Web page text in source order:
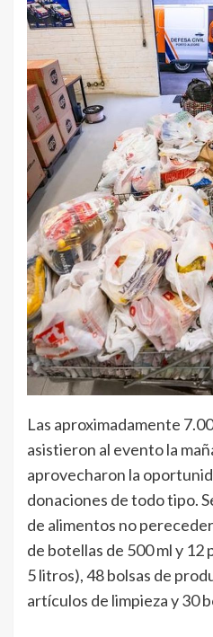
Las aproximadamente
asistieron al evento la
aprovecharon la
donaciones de todo tipo.
de alimentos no
de botellas de 500 ml y
5 litros), 48 bolsas de
artículos de limpieza y 30